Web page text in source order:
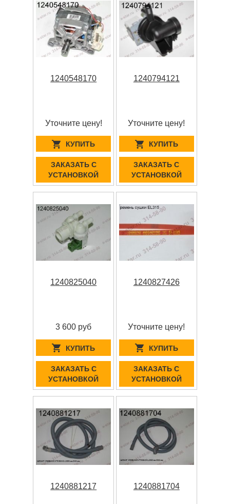
1240548170
Уточните цену!
КУПИТЬ
ЗАКАЗАТЬ С
УСТАНОВКОЙ
1240794121
Уточните цену!
КУПИТЬ
ЗАКАЗАТЬ С
УСТАНОВКОЙ
1240825040
3 600 руб
КУПИТЬ
ЗАКАЗАТЬ С
УСТАНОВКОЙ
1240827426
Уточните цену!
КУПИТЬ
ЗАКАЗАТЬ С
УСТАНОВКОЙ
1240881217 1240881704